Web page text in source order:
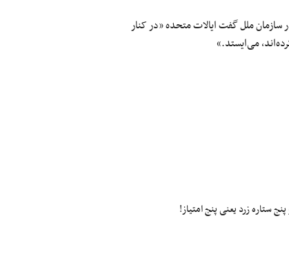
جریان سخنرانی خود در سازمان ملل گفت ایالات متحده «در کنار
می‌ایستد.»
ستاره زرد یعنی پنج امتیاز!